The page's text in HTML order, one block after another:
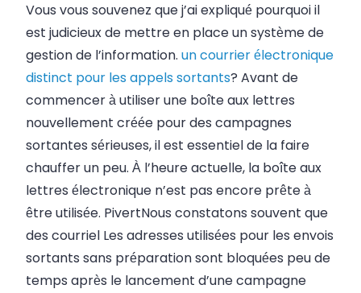
Vous vous souvenez que j’ai expliqué pourquoi il
est judicieux de mettre en place un système de
gestion de l’information. un courrier électronique
distinct pour les appels sortants? Avant de
commencer à utiliser une boîte aux lettres
nouvellement créée pour des campagnes
sortantes sérieuses, il est essentiel de la faire
chauffer un peu. À l’heure actuelle, la boîte aux
lettres électronique n’est pas encore prête à
être utilisée. PivertNous constatons souvent que
des courriel Les adresses utilisées pour les envois
sortants sans préparation sont bloquées peu de
temps après le lancement d’une campagne